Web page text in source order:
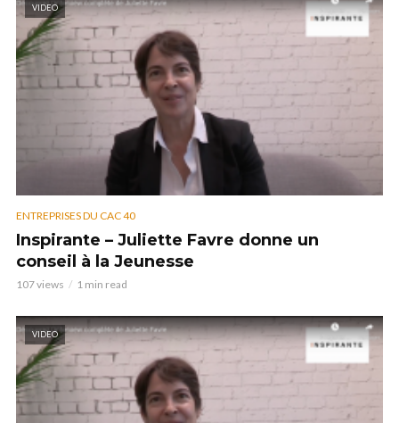
VIDEO
ENTREPRISES DU CAC 40
Inspirante – Juliette Favre donne un
conseil à la Jeunesse
107 views 1 min read
VIDEO